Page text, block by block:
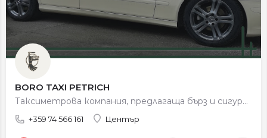
BORO TAXI PETRICH
Таксиметрова компания, предлагаща бърз и сигурен превоз в града и региона.
+359 74 566 161 Център